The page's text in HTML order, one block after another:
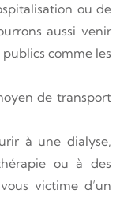
ou de
aussi venir
comme les
de transport
à une dialyse,
ou à des
victime d’un